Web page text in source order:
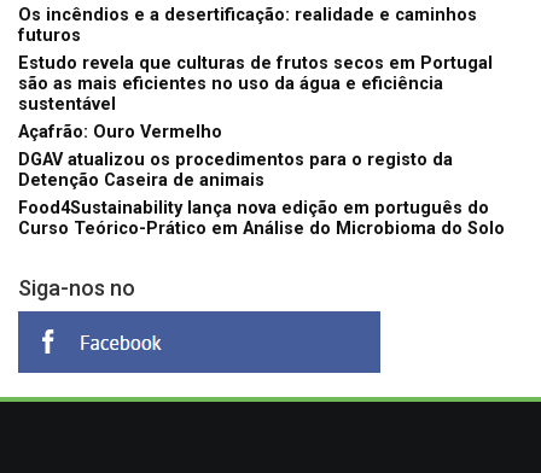
Os incêndios e a desertificação: realidade e caminhos
futuros
Estudo revela que culturas de frutos secos em Portugal
são as mais eficientes no uso da água e eficiência
sustentável
Açafrão: Ouro Vermelho
DGAV atualizou os procedimentos para o registo da
Detenção Caseira de animais
Food4Sustainability lança nova edição em português do
Curso Teórico-Prático em Análise do Microbioma do Solo
Siga-nos no